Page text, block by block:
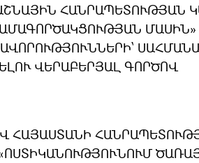
ՀԱՆՐԱՊԵՏՈՒԹՅԱՆ
ՄԱՍԻՆ»
ՎԵՐԱԲԵՐՅԱԼ ԳՈՐԾՈՎ
ՀԱՅԱՍՏԱՆԻ